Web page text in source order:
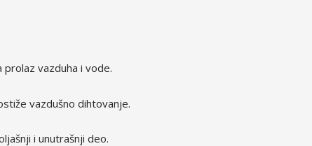
vazduha i vode.
vazdušno dihtovanje.
i unutrašnji deo.